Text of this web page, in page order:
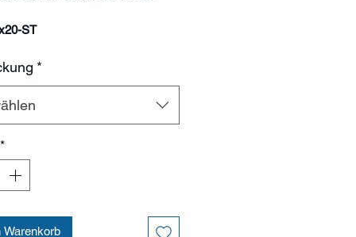
ST
3,5 mm
18 mm
*
*
Warenkorb